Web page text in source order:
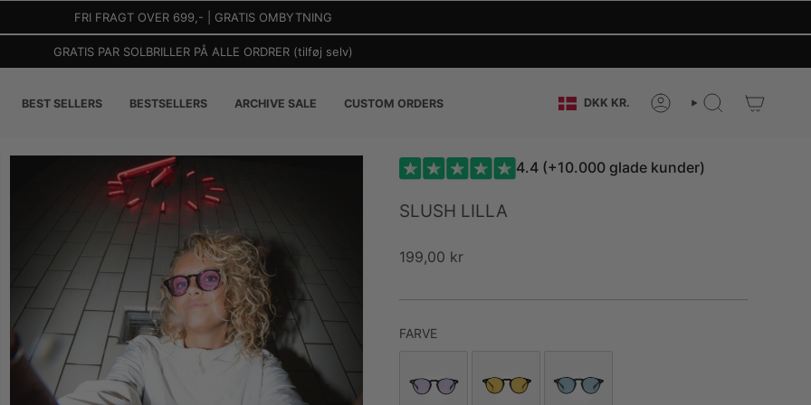
FRI FRAGT OVER 699,- | GRATIS OMBYTNING
GRATIS PAR SOLBRILLER PÅ ALLE ORDRER (tilføj selv)
BEST SELLERS BESTSELLERS ARCHIVE SALE CUSTOM ORDERS CURRENCY
DKK KR. ACCOUNTSEARCH
4.4 (+10.000 glade kunder)
SLUSH LILLA
199,00 kr
FARVEFARVE